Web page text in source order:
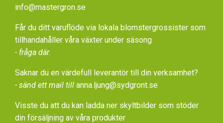
info@mastergron.se
Får du ditt varuflöde via lokala blomstergrossister som
tillhandahåller våra växter under säsong
- fråga där.
Saknar du en värdefull leverantör till din verksamhet?
- sänd ett mail till anna.ljung@sydgront.se
Visste du att du kan ladda ner skyltbilder som stöder
din försäljning av våra produkter